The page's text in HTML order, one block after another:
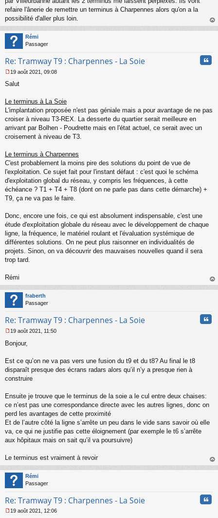
e
n
o
n
l
u
refaire l'ânerie de remettre un terminus à Charpennes alors qu'on a la
possibilité d'aller plus loin.
au
Rémi
Passager
Re: Tramway T9 : Charpennes - La Soie
e
s
a
g
e
n
o
u
19 août 2021, 09:08
Salut
Le terminus à La Soie
L'implantation proposée n'est pas géniale mais a pour avantage de ne pas
croiser à niveau T3-REX. La desserte du quartier serait meilleure en
arrivant par Bolhen - Poudrette mais en l'état actuel, ce serait avec un
croisement à niveau de T3.
Le terminus à Charpennes
C'est probablement la moins pire des solutions du point de vue de
l'exploitation. Ce sujet fait pour l'instant défaut : c'est quoi le schéma
d'exploitation global du réseau, y compris les fréquences, à cette
échéance ? T1 + T4 + T8 (dont on ne parle pas dans cette démarche) +
T9, ça ne va pas le faire.
Donc, encore une fois, ce qui est absolument indispensable, c'est une
étude d'exploitation globale du réseau avec le développement de chaque
ligne, la fréquence, le matériel roulant et l'évaluation systémique de
différentes solutions. On ne peut plus raisonner en individualités de
projets. Sinon, on va découvrir des mauvaises nouvelles quand il sera
trop tard.
Rémi
au
fraberth
Passager
Re: Tramway T9 : Charpennes - La Soie
e
g
e
o
u
19 août 2021, 11:50
Bonjour,
Est ce qu’on ne va pas vers une fusion du t9 et du t8? Au final le t8
disparaît presque des écrans radars alors qu’il n’y a presque rien à
construire
Ensuite je trouve que le terminus de la soie a le cul entre deux chaises:
ce n’est pas une correspondance directe avec les autres lignes, donc on
perd les avantages de cette proximité
Et de l’autre côté la ligne s’arrête un peu dans le vide sans savoir où elle
va, ce qui ne justifie pas cette éloignement (par exemple le t6 s’arrête
aux hôpitaux mais on sait qu’il va poursuivre)
Le terminus est vraiment à revoir
au
Rémi
Passager
Re: Tramway T9 : Charpennes - La Soie
19 août 2021, 12:06